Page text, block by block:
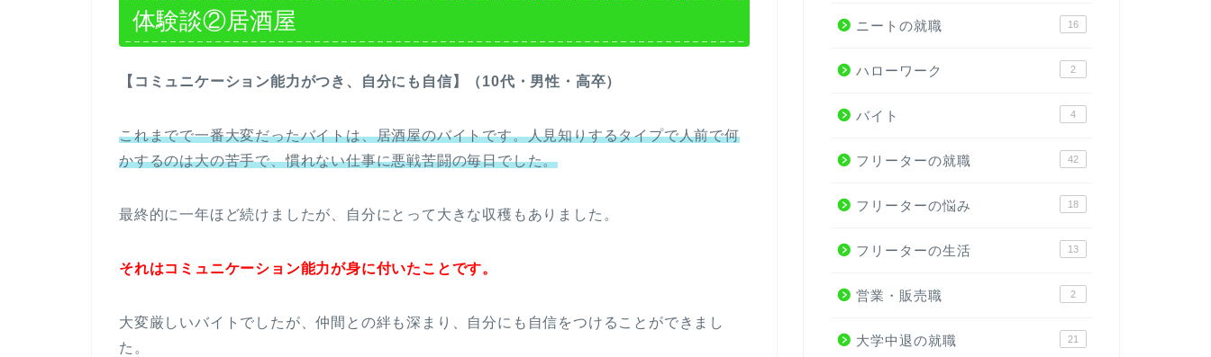
体験談②居酒屋
【コミュニケーション能力がつき、自分にも自信】（10代・男性・高卒）
これまでで一番大変だったバイトは、居酒屋のバイトです。人見知りするタイプで人前で何
かするのは大の苦手で、慣れない仕事に悪戦苦闘の毎日でした。
最終的に一年ほど続けましたが、自分にとって大きな収穫もありました。
それはコミュニケーション能力が身に付いたことです。
大変厳しいバイトでしたが、仲間との絆も深まり、自分にも自信をつけることができまし
た。
ニートの就職 16
ハローワーク 2
バイト 4
フリーターの就職 42
フリーターの悩み 18
フリーターの生活 13
営業・販売職 2
大学中退の就職 21